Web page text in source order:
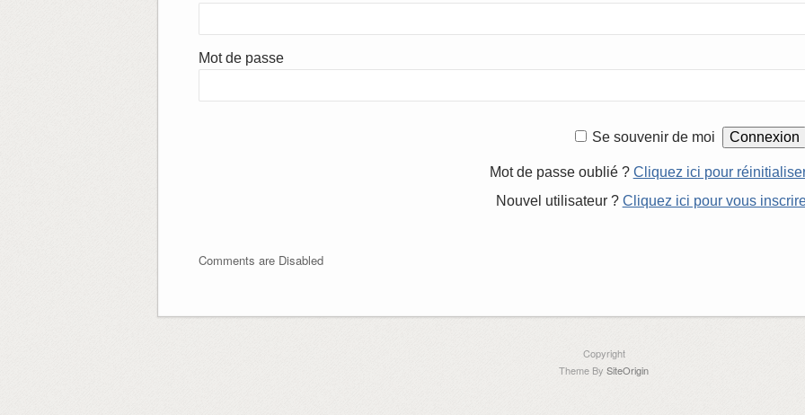
Mot de passe
Se souvenir de moi
Mot de passe oublié ? Cliquez ici pour
Nouvel utilisateur ? Cliquez ici pour vous
Comments are Disabled
Copyright
Theme By SiteOrigin